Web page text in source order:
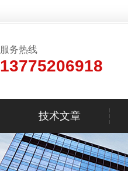
服务热线
13775206918
技术文章